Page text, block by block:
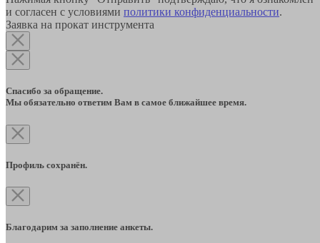
и согласен с условиями политики конфиденциальности.
Заявка на прокат инструмента
Спасибо за обращение.
Мы обязательно ответим Вам в самое ближайшее время.
Профиль сохранён.
Благодарим за заполнение анкеты.